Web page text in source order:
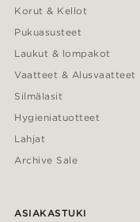
Korut & Kellot
Pukuasusteet
Laukut & lompakot
Vaatteet & Alusvaatteet
Silmälasit
Hygieniatuotteet
Lahjat
Archive Sale
ASIAKASTUKI